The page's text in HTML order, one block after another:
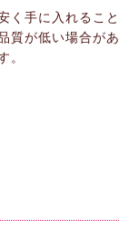
く手に入れること
質が低い場合が
。